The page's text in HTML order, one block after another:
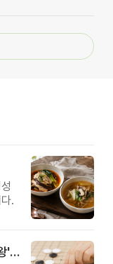
.
제3회 서초구 아버지센터배 '매너 바둑왕' 대회